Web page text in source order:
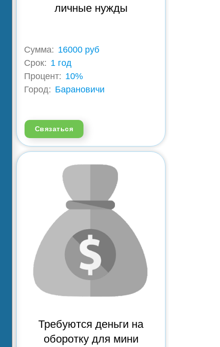
личные нужды
Сумма: 16000 руб
Срок: 1 год
Процент: 10%
Город: Барановичи
Связаться
Требуются деньги на
оборотку для мини